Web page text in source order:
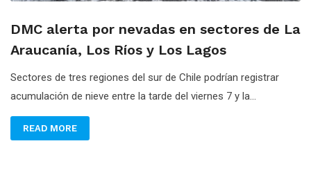
DMC alerta por nevadas en sectores de La
Araucanía, Los Ríos y Los Lagos
Sectores de tres regiones del sur de Chile podrían registrar
acumulación de nieve entre la tarde del viernes 7 y la...
READ MORE